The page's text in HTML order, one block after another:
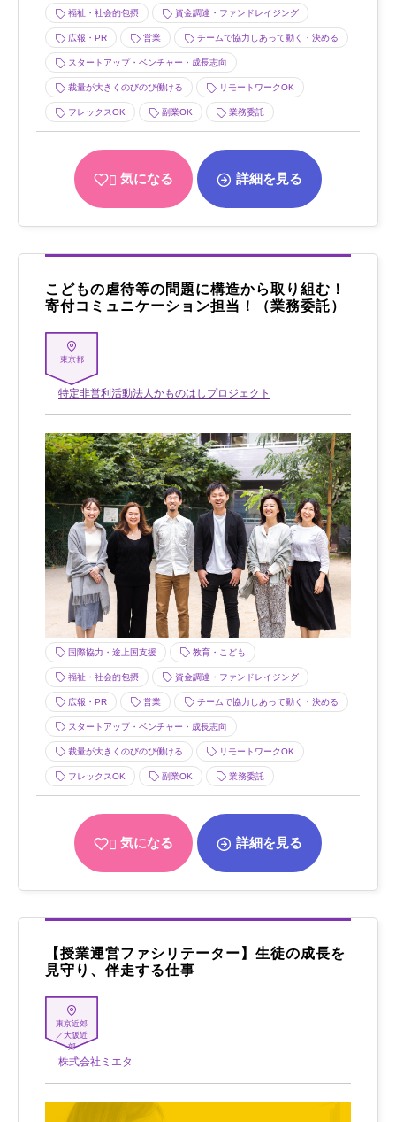
福祉・社会的包摂 資金調達・ファンドレイジング
広報・PR 営業 チームで協力しあって動く・決める
スタートアップ・ベンチャー・成長志向
裁量が大きくのびのび働ける リモートワークOK
フレックスOK 副業OK 業務委託
気になる 詳細を見る
こどもの虐待等の問題に構造から取り組む！
寄付コミュニケーション担当！（業務委託）
東京都
特定非営利活動法人かものはしプロジェクト
国際協力・途上国支援 教育・こども
福祉・社会的包摂 資金調達・ファンドレイジング
広報・PR 営業 チームで協力しあって動く・決める
スタートアップ・ベンチャー・成長志向
裁量が大きくのびのび働ける リモートワークOK
フレックスOK 副業OK 業務委託
気になる 詳細を見る
【授業運営ファシリテーター】生徒の成長を
見守り、伴走する仕事
東京近郊
／大阪近
郊
株式会社ミエタ